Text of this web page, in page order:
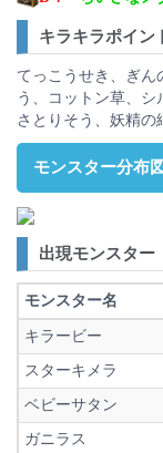
キラキラポイン
てっこうせき、ぎん
う、コットン草、シ
さとりそう、妖精の
モンスター分布図
出現モンスター
モンスター名
キラービー
スターキメラ
ベビーサタン
ガニラス